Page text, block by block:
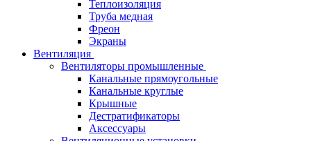
Теплоизоляция
Труба медная
Фреон
Экраны
Вентиляция
Вентиляторы промышленные
Канальные прямоугольные
Канальные круглые
Крышные
Дестратификаторы
Аксессуары